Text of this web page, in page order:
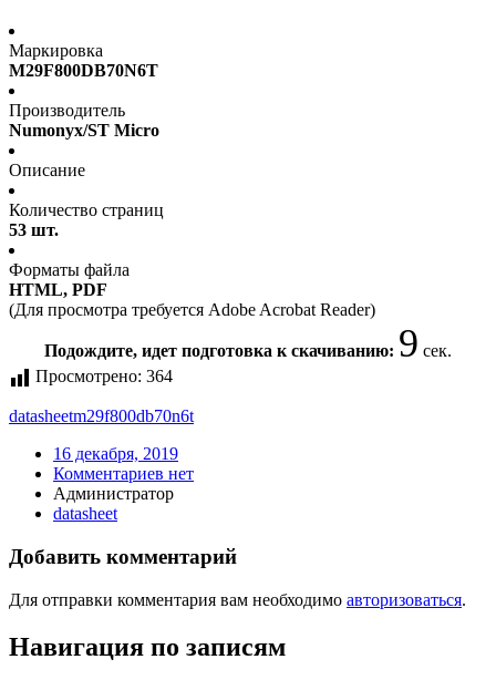
Маркировка
M29F800DB70N6T
Производитель
Numonyx/ST Micro
Описание
Количество страниц
53 шт.
Форматы файла
HTML, PDF
(Для просмотра требуется Adobe Acrobat Reader)
Подождите, идет подготовка к скачиванию: 9 сек.
Просмотрено: 364
datasheetm29f800db70n6t
16 декабря, 2019
Комментариев нет
Администратор
datasheet
Добавить комментарий
Для отправки комментария вам необходимо авторизоваться.
Навигация по записям